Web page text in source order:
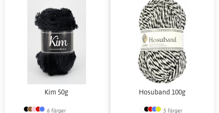
Kim 50g
6 färger
Hosuband 100g
5 färger